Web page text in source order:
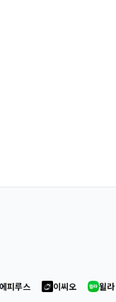
에피루스 이씨오 윌라